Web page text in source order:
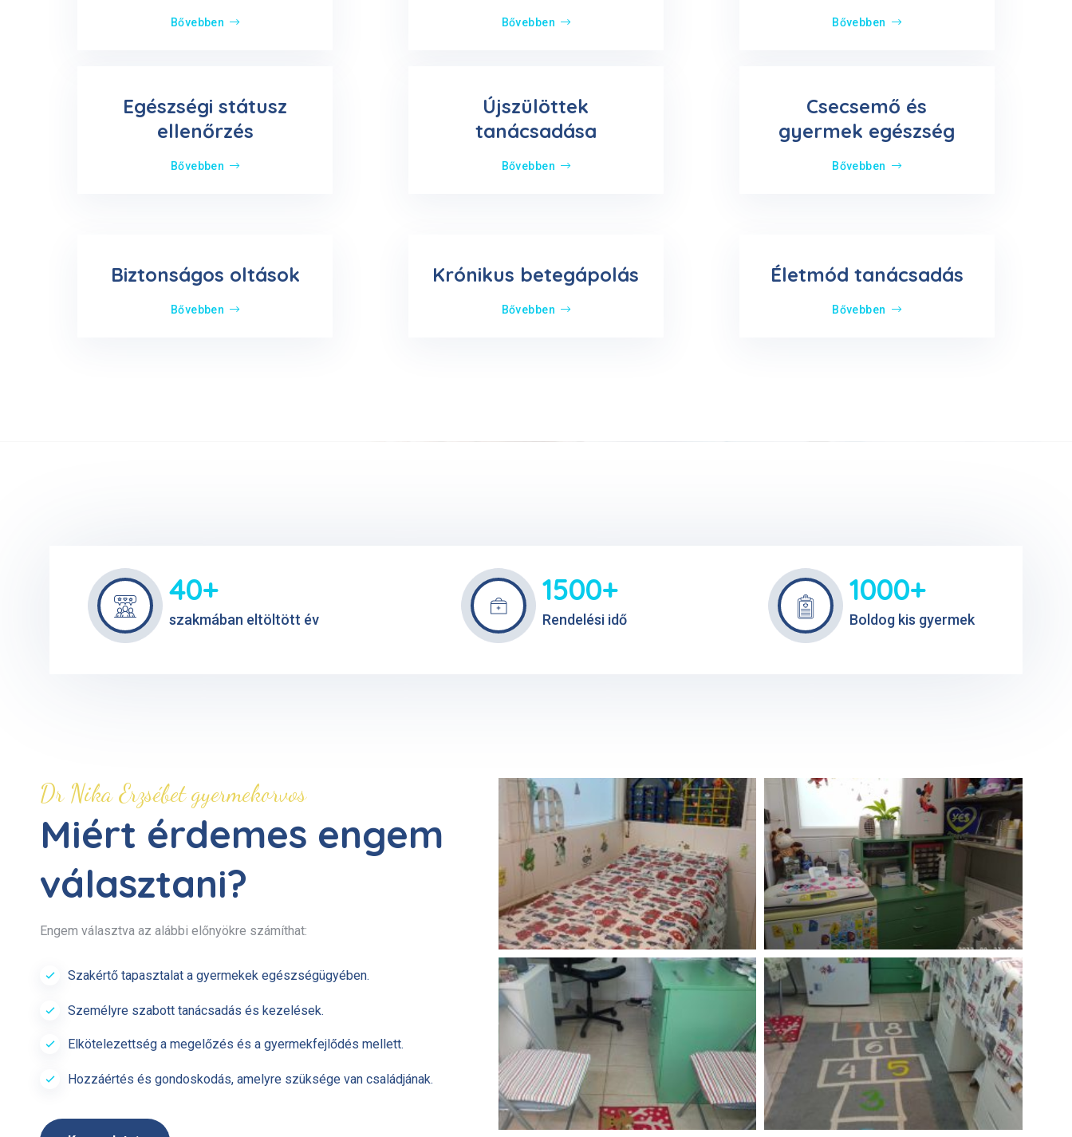
Bővebben Bővebben Bővebben
Egészségi státusz
ellenőrzés
Bővebben
Újszülöttek
tanácsadása
Bővebben
Csecsemő és
gyermek egészség
Bővebben
Biztonságos oltások
Bővebben
Krónikus betegápolás
Bővebben
Életmód tanácsadás
Bővebben
40+
szakmában eltöltött év
1500+
Rendelési idő
1000+
Boldog kis gyermek
Dr Nika Erzsébet gyermekorvos
Miért érdemes engem
választani?
Engem választva az alábbi előnyökre számíthat:
Szakértő tapasztalat a gyermekek egészségügyében.
Személyre szabott tanácsadás és kezelések.
Elkötelezettség a megelőzés és a gyermekfejlődés mellett.
Hozzáértés és gondoskodás, amelyre szüksége van családjának.